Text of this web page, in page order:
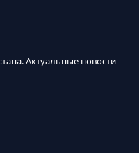
Актуальные новости